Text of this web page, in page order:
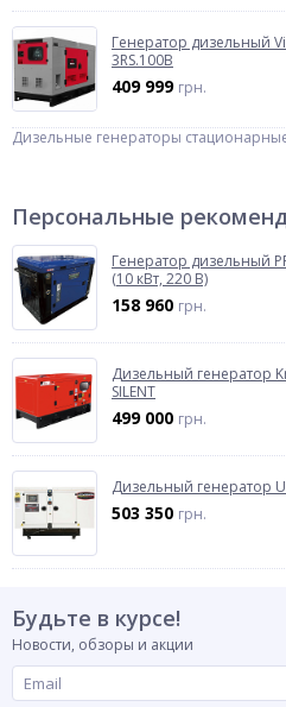
Генератор дизельный
3RS.100B
409 999 грн.
Дизельные генераторы
Персональные
Генератор дизельный
(10 кВт, 220 В)
158 960 грн.
Дизельный генератор
SILENT
499 000 грн.
Дизельный генератор
503 350 грн.
Будьте в курсе!
Новости, обзоры и акции